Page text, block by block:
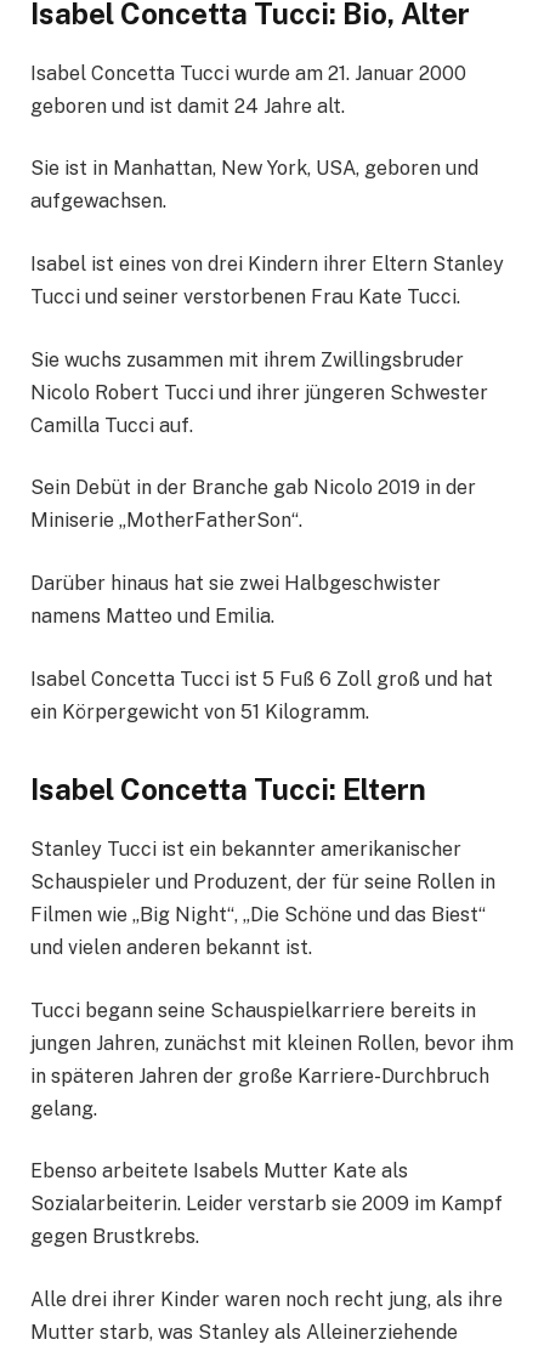
Isabel Concetta Tucci: Bio, Alter
Isabel Concetta Tucci wurde am 21. Januar 2000
geboren und ist damit 24 Jahre alt.
Sie ist in Manhattan, New York, USA, geboren und
aufgewachsen.
Isabel ist eines von drei Kindern ihrer Eltern Stanley
Tucci und seiner verstorbenen Frau Kate Tucci.
Sie wuchs zusammen mit ihrem Zwillingsbruder
Nicolo Robert Tucci und ihrer jüngeren Schwester
Camilla Tucci auf.
Sein Debüt in der Branche gab Nicolo 2019 in der
Miniserie „MotherFatherSon“.
Darüber hinaus hat sie zwei Halbgeschwister
namens Matteo und Emilia.
Isabel Concetta Tucci ist 5 Fuß 6 Zoll groß und hat
ein Körpergewicht von 51 Kilogramm.
Isabel Concetta Tucci: Eltern
Stanley Tucci ist ein bekannter amerikanischer
Schauspieler und Produzent, der für seine Rollen in
Filmen wie „Big Night“, „Die Schöne und das Biest“
und vielen anderen bekannt ist.
Tucci begann seine Schauspielkarriere bereits in
jungen Jahren, zunächst mit kleinen Rollen, bevor ihm
in späteren Jahren der große Karriere-Durchbruch
gelang.
Ebenso arbeitete Isabels Mutter Kate als
Sozialarbeiterin. Leider verstarb sie 2009 im Kampf
gegen Brustkrebs.
Alle drei ihrer Kinder waren noch recht jung, als ihre
Mutter starb, was Stanley als Alleinerziehende